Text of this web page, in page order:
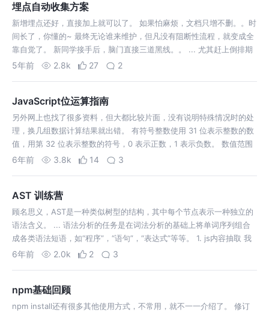
埋点自动收集方案
新增埋点还好，直接加上就可以了。 如果怕麻烦，文档只增不删。。时
间长了，你懂的~ 最终无论谁来维护，但凡没有阻断性流程，就变成全
靠自觉了。 新同学接手后，脑门直接三道黑线。。 ... 尤其赶上倒排期
的项目。。 作为FE的你，是否有同感。。 这是客观事实。 所以埋点文
5年前 2.8k 27 2
JavaScript位运算指南
另外网上也找了很多资料，但大都比较片面，没有说明特殊情况时的处
理，换几组数据计算结果就出错。 有符号整数使用 31 位表示整数的数
值，用第 32 位表示整数的符号，0 表示正数，1 表示负数。 数值范围
从 -2147483647 到 2147483647。 而无符号右移，则会影…
6年前 3.8k 14 3
AST 训练营
顾名思义，AST是一种类似树型的结构，其中每个节点表示一种独立的
语法含义。 ... 语法分析的任务是在词法分析的基础上将单词序列组合
成各类语法短语，如“程序”，“语句”，“表达式”等等。 1. js内容抽取 我
们可以通过node的fs模块，读取文件内容并抽离出script部分内…
6年前 2.0k 2 3
npm基础回顾
npm install还有很多其他使用方式，不常用，就不一一介绍了。 修订